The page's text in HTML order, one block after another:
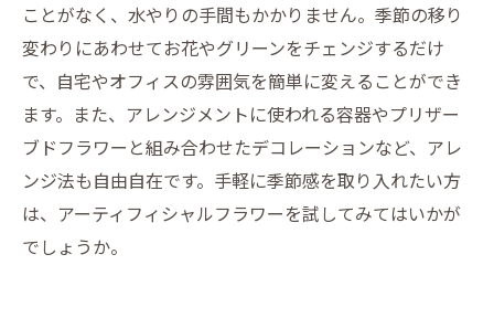
ことがなく、水やりの手間もかかりません。季節の移り
変わりにあわせてお花やグリーンをチェンジするだけ
で、自宅やオフィスの雰囲気を簡単に変えることができ
ます。また、アレンジメントに使われる容器やプリザー
ブドフラワーと組み合わせたデコレーションなど、アレ
ンジ法も自由自在です。手軽に季節感を取り入れたい方
は、アーティフィシャルフラワーを試してみてはいかが
でしょうか。